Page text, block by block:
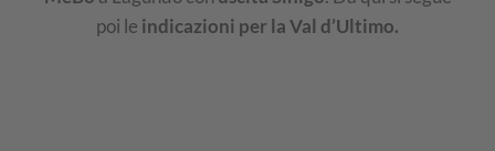
poi le indicazioni per la Val d’Ultimo.